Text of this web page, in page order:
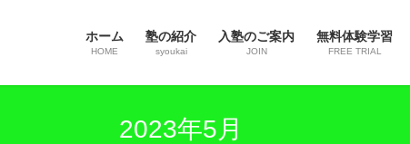
ホーム
HOME
塾の紹介
syoukai
入塾のご案内
JOIN
無料体験学習
FREE TRIAL
2023年5月